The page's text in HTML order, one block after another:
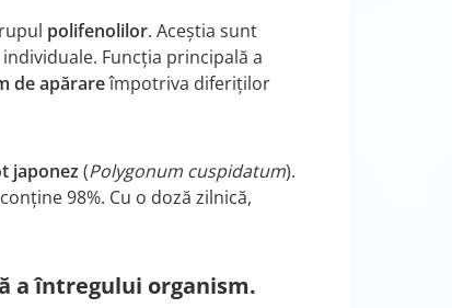
polifenolilor. Aceștia sunt
Funcția principală a
de apărareîmpotriva diferiților
japonez (Polygonum cuspidatum).
98%. Cu o doză zilnică,
a întregului organism.